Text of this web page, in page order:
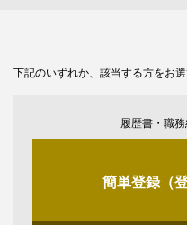
下記のいずれか、該当する方をお選
履歴書・職
簡単登録（